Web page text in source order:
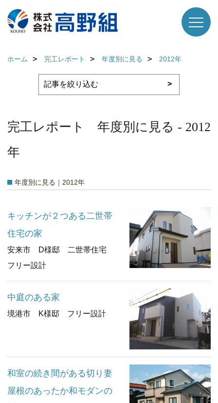
ホーム 完工レポート 年度別に見る 2012年
完工レポート 年度別に見る - 2012
年
年度別に見る｜2012年
キッチンが２つある二世帯
住宅の家
安来市 D様邸 二世帯住宅
フリー設計
中庭のある家
境港市 K様邸 フリー設計
和室の続き間がある切り妻
屋根のあったか和モダンの